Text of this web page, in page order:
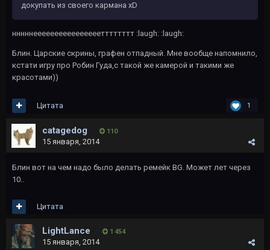
докупать из своего кармана xD
нннннеееееееееееееееетттттттт :laugh: :laugh:
Блин. Царские скрины, графен отпадный. Мне вообще напомнило,
кстати игру про Робин Гуда,с такой же камерой и такими же
красотами))
1
Цитата
catagedog 110
15 января, 2014
Блин вот на чем надо было делать ремейк BG. Может лет через
10..
Цитата
LightLance 1 454
15 января, 2014